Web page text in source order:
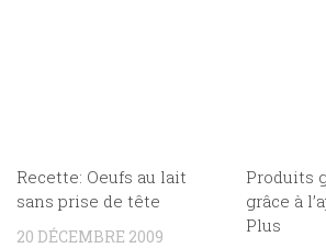
Recette: Oeufs au lait
sans prise de tête
20 DÉCEMBRE 2009
Produits
grâce à
Plus